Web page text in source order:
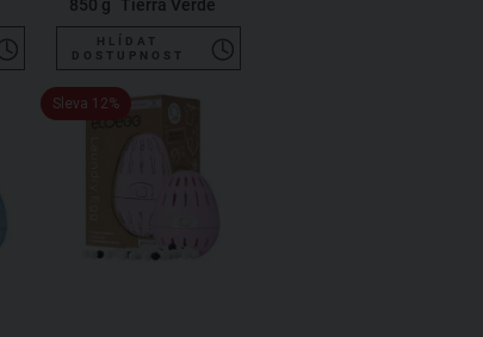
850 g Tierra Verde
HLÍDAT
DOSTUPNOST
Sleva 12%